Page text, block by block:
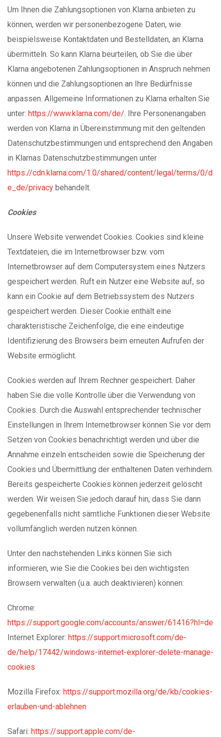
Um Ihnen die Zahlungsoptionen von Klarna anbieten zu
können, werden wir personenbezogene Daten, wie
beispielsweise Kontaktdaten und Bestelldaten, an Klarna
übermitteln. So kann Klarna beurteilen, ob Sie die über
Klarna angebotenen Zahlungsoptionen in Anspruch nehmen
können und die Zahlungsoptionen an Ihre Bedürfnisse
anpassen. Allgemeine Informationen zu Klarna erhalten Sie
unter: https://www.klarna.com/de/. Ihre Personenangaben
werden von Klarna in Übereinstimmung mit den geltenden
Datenschutzbestimmungen und entsprechend den Angaben
in Klarnas Datenschutzbestimmungen unter
https://cdn.klarna.com/1.0/shared/content/legal/terms/0/d
e_de/privacy behandelt.
Cookies
Unsere Website verwendet Cookies. Cookies sind kleine
Textdateien, die im Internetbrowser bzw. vom
Internetbrowser auf dem Computersystem eines Nutzers
gespeichert werden. Ruft ein Nutzer eine Website auf, so
kann ein Cookie auf dem Betriebssystem des Nutzers
gespeichert werden. Dieser Cookie enthält eine
charakteristische Zeichenfolge, die eine eindeutige
Identifizierung des Browsers beim erneuten Aufrufen der
Website ermöglicht.
Cookies werden auf Ihrem Rechner gespeichert. Daher
haben Sie die volle Kontrolle über die Verwendung von
Cookies. Durch die Auswahl entsprechender technischer
Einstellungen in Ihrem Internetbrowser können Sie vor dem
Setzen von Cookies benachrichtigt werden und über die
Annahme einzeln entscheiden sowie die Speicherung der
Cookies und Übermittlung der enthaltenen Daten verhindern.
Bereits gespeicherte Cookies können jederzeit gelöscht
werden. Wir weisen Sie jedoch darauf hin, dass Sie dann
gegebenenfalls nicht sämtliche Funktionen dieser Website
vollumfänglich werden nutzen können.
Unter den nachstehenden Links können Sie sich
informieren, wie Sie die Cookies bei den wichtigsten
Browsern verwalten (u.a. auch deaktivieren) können:
Chrome:
https://support.google.com/accounts/answer/61416?hl=de
Internet Explorer: https://support.microsoft.com/de-
de/help/17442/windows-internet-explorer-delete-manage-
cookies
Mozilla Firefox: https://support.mozilla.org/de/kb/cookies-
erlauben-und-ablehnen
Safari: https://support.apple.com/de-